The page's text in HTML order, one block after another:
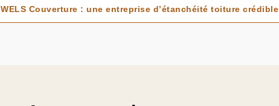
WELS Couverture : une entreprise d’étanchéité toiture crédible